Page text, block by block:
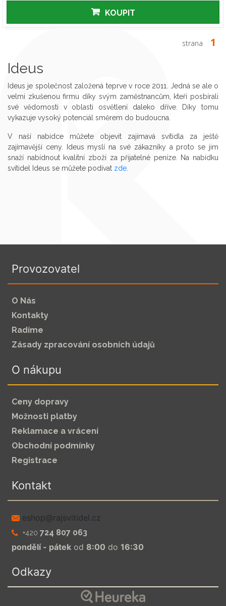
KOUPIT
strana 1
Ideus
Ideus je společnost založená teprve v roce 2011. Jedná se ale o
velmi zkušenou firmu díky svým zaměstnancům, kteří posbírali
své vědomosti v oblasti osvětlení daleko dříve. Díky tomu
vykazuje vysoký potenciál směrem do budoucna.
V naší nabídce můžete objevit zajímavá svítidla za ještě
zajímavější ceny. Ideus myslí na své zákazníky a proto se jim
snaží nabídnout kvalitní zboží za přijatelné peníze. Na nabídku
svítidel Ideus se můžete podívat zde.
Provozovatel
O Nás
Kontakty
Radíme
Zásady zpracování osobních údajů
O nákupu
Ceny dopravy
Možnosti platby
Reklamace a vrácení
Obchodní podmínky
Registrace
Kontakt
zc.leditivsjar@pohse
+420 724 807 063
pondělí - pátek od 8:00 do 16:30
Odkazy